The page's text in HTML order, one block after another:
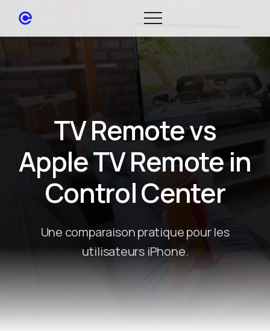
TV Remote vs
Apple TV Remote in
Control Center
Une comparaison pratique pour les
utilisateurs iPhone.